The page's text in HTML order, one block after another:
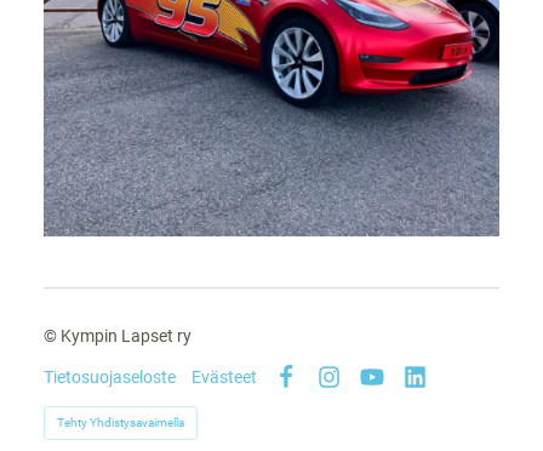
© Kympin Lapset ry
Tietosuojaseloste
Evästeet
Tehty Yhdistysavaimella